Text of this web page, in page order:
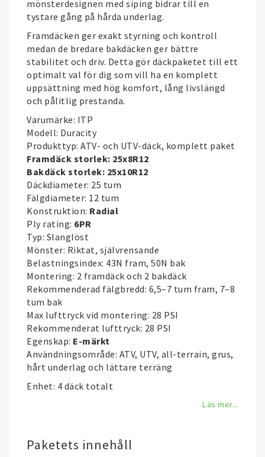
mönsterdesignen med siping bidrar till en
tystare gång på hårda underlag.
Framdäcken ger exakt styrning och kontroll
medan de bredare bakdäcken ger bättre
stabilitet och driv. Detta gör däckpaketet till ett
optimalt val för dig som vill ha en komplett
uppsättning med hög komfort, lång livslängd
och pålitlig prestanda.
Varumärke: ITP
Modell: Duracity
Produkttyp: ATV- och UTV-däck, komplett paket
Framdäck storlek: 25x8R12
Bakdäck storlek: 25x10R12
Däckdiameter: 25 tum
Fälgdiameter: 12 tum
Konstruktion: Radial
Ply rating: 6PR
Typ: Slanglöst
Mönster: Riktat, självrensande
Belastningsindex: 43N fram, 50N bak
Montering: 2 framdäck och 2 bakdäck
Rekommenderad fälgbredd: 6,5–7 tum fram, 7–8
tum bak
Max lufttryck vid montering: 28 PSI
Rekommenderat lufttryck: 28 PSI
Egenskap: E-märkt
Användningsområde: ATV, UTV, all-terrain, grus,
hårt underlag och lättare terräng
Enhet: 4 däck totalt
Läs mer...
Paketets innehåll